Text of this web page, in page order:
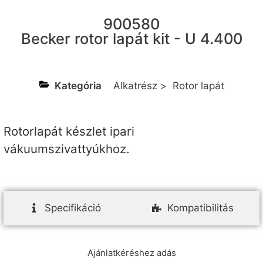
900580
Becker rotor lapát kit - U 4.400
Kategória Alkatrész > Rotor lapát
Rotorlapát készlet ipari
vákuumszivattyúkhoz.
Specifikáció Kompatibilitás
Ajánlatkéréshez adás